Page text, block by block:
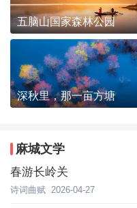
五脑山国家森林公园
深秋里，那一亩方塘
麻城文学
春游长岭关
诗词曲赋 2026-04-27